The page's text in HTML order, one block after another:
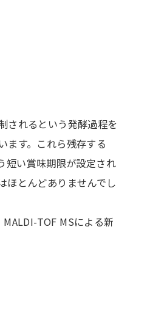
されるという発酵過程を
ます。これら残存する
短い賞味期限が設定され
ほとんどありませんでし
TOF MSによる新